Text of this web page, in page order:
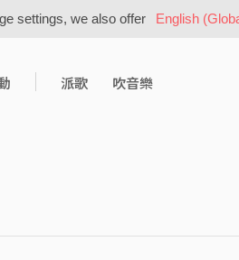
settings, we also offer English
派歌 吹音樂